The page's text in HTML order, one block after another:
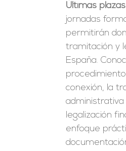
era:
Últimas
jornadas
permitirán
tramitación y
España.
conexión, la
administrativa
legalización
enfoque